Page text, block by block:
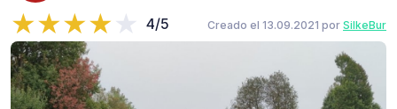
4/5 Creado el 13.09.2021 por SilkeBur